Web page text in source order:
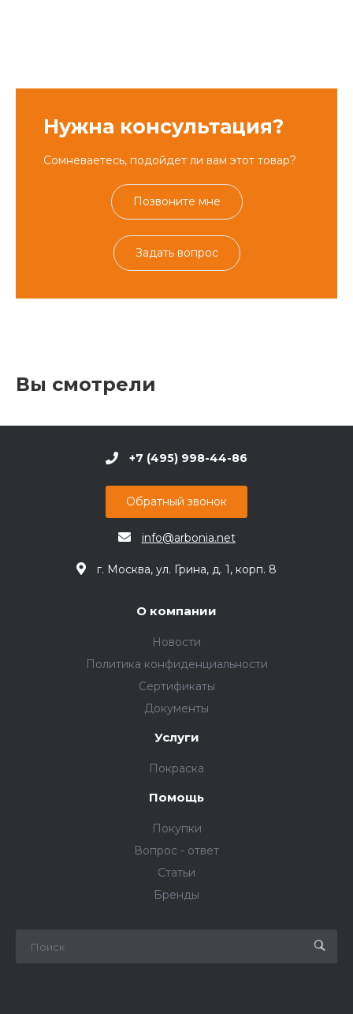
Нужна консультация?
Сомневаетесь, подойдет ли вам этот товар?
Позвоните мне
Задать вопрос
Вы смотрели
+7 (495) 998-44-86
Обратный звонок
info@arbonia.net
г. Москва, ул. Грина, д. 1, корп. 8
О компании
Новости
Политика конфиденциальности
Сертификаты
Документы
Услуги
Покраска
Помощь
Покупки
Вопрос - ответ
Статьи
Бренды